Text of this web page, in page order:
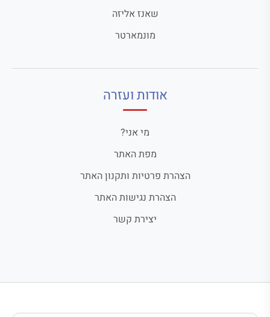
שאנז אליזה
מונמארטר
אודות ועזרה
מי אני?
מפת האתר
הצהרת פרטיות ותקנון האתר
הצהרת נגישות האתר
יצירת קשר